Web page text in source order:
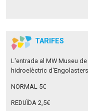
TARIFES
L'entrada al MW Museu
hidroelèctric
NORMAL 5€
REDUÏDA 2,5€